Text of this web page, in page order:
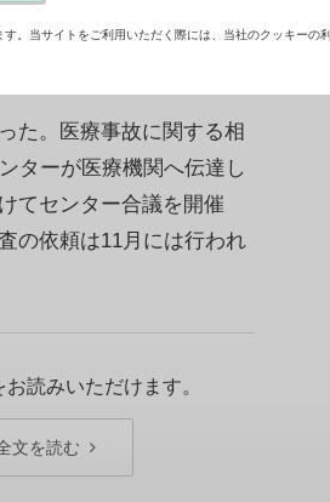
件に増えた。
た。医療事故に関する相
ターが医療機関へ伝達し
てセンター合議を開催
の依頼は11月には行われ
読みいただけます。
文を読む
。当サイトをご利用いただく際には、当社のクッキーの